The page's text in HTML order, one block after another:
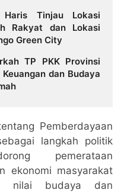
Tinjau Lokasi
Rakyat dan Lokasi
Green City
TP PKK Provinsi
dan Budaya
Pemberdayaan
langkah politik
pemerataan
ekonomi masyarakat
nilai budaya dan